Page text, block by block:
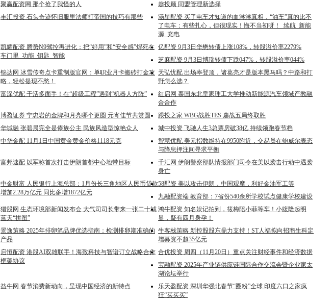
聚赢配资网 那个抢了我怪的人
趣投顾 同盟管理新选择
丰汇投资 石头奇迹怀旧服里法师打帝国的技巧有那些
涵星配资 买了电车才知道的血淋淋真相，“油车”真的比不
了电车：有些扎心，但很现实！悔不当初呀！_续航_新能
源_充电
凯耀配资 腾势N9驾控再进化：把“好用”和“安全感”焊死在
车门里_功能_钥匙_智能
亿配资 9月3日华懋转债上涨108%，转股溢价率2279%
芝麻配资 9月3日博瑞转债下跌047%，转股溢价率044%
锦达网 冰雪传奇点卡重制版官网：单职业月卡搬砖打金攻
略，轻松提现不愁！
天弘忧配 出场率登顶，诸葛亮才是版本黑马吗？中路和打
野怎么选？
富深优配 干活多面手！在“超级工程”遇到“机器人方阵”
红启网 泰国东北皇家理工大学推动新能源汽车领域产教融
合合作
博盈证券 宁忠岩的金牌和月亮哪个更圆 元宵佳节共赏圆
跟投之家 WBG战胜TES 鏖战五局终取胜
华城融 张碧晨完全是傣族公主 民族风造型惊艳众人
城中投资 飞驰人生3总票房破38亿 持续领跑春节档
中华金配 11月1日中国黄金黄金价格1118元克
智慧优配 美元指数维持在9950附近，交易员在鲍威尔表态
与降息押注间寻求平衡
富邦速配 以军称首次打击伊朗首都中心地带目标
千汇网 伊朗警察部队情报部门司令在美以袭击行动中遇袭
身亡
中金财富 人民银行上海总部：1月份长三角地区人民币贷款
增加2.28万亿元 同比多增1872亿元
58配资 美以攻击伊朗，中国观摩，利好金油军工等
九融配资端 教育部：7省份540余所学校试点健康学校建设
猎股网 生态环境部新闻发布会 大气司司长带来一张二十城
蓝天“拼图”
鸿牛配资 知名娱记拍到，筱梅陪小菲等车！小腹隆起明
显，疑有四月身孕！
景逸策略 2025年排卵笔品牌优选指南：检测排卵期准确的
产品
牛客栈策略 新控股股东鼎力支持！ST人福拟向招商生科定
增募资不超35亿元
启恒配资 港股AI双雄联手！海致科技与智谱订立战略合作
框架协议
合优投资 周四（11月20日）重点关注财经事件和经济数据
宝融配资 2025年产业链供应链国际合作交流会暨企业家太
湖论坛举行
益牛网 春节消费新动向，呈现中国经济的新特点
乐天盈配资 深圳华强北春节“圈粉”全球 印度六口之家疯
狂“买买买”